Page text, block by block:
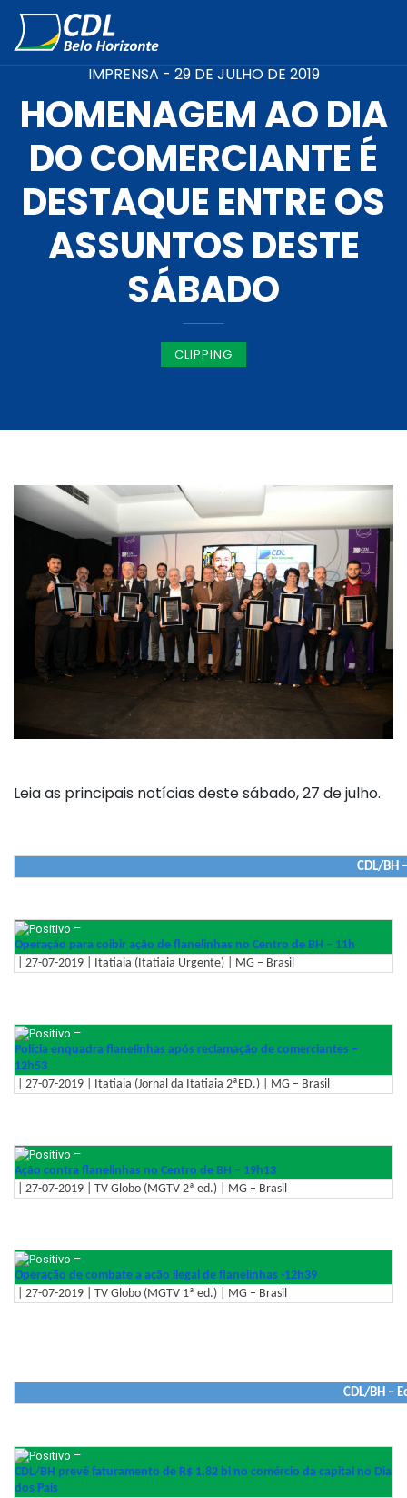
IMPRENSA - 29 DE JULHO DE 2019
HOMENAGEM AO DIA
DO COMERCIANTE É
DESTAQUE ENTRE OS
ASSUNTOS DESTE
SÁBADO
CLIPPING
Leia as principais notícias deste sábado, 27 de julho.
CDL/BH
–
Operação para coibir ação de flanelinhas no Centro de BH – 11h
| 27-07-2019 | Itatiaia (Itatiaia Urgente) | MG – Brasil
–
Polícia enquadra flanelinhas após reclamação de comerciantes –
12h53
| 27-07-2019 | Itatiaia (Jornal da Itatiaia 2ªED.) | MG – Brasil
–
Ação contra flanelinhas no Centro de BH – 19h13
| 27-07-2019 | TV Globo (MGTV 2ª ed.) | MG – Brasil
–
Operação de combate a ação ilegal de flanelinhas -12h39
| 27-07-2019 | TV Globo (MGTV 1ª ed.) | MG – Brasil
CDL/BH –
–
CDL/BH prevê faturamento de R$ 1,82 bi no comércio da capital no Dia
dos Pais